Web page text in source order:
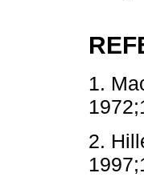
1.
2.